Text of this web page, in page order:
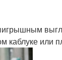
каблуке или